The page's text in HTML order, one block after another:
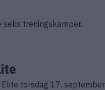
treningskamper.
torsdag 17.